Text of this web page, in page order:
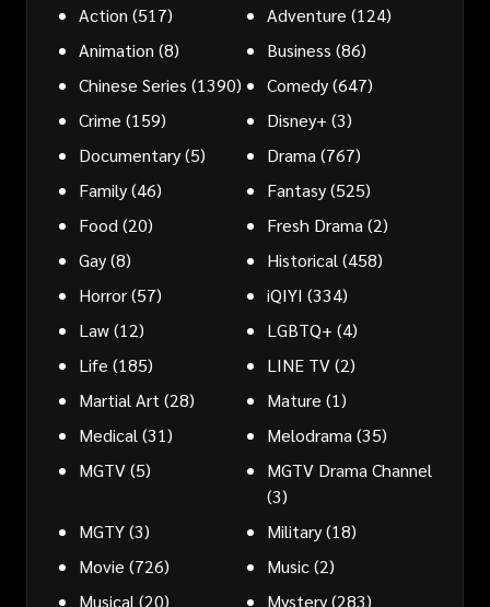
Action (517) Adventure (124)
Animation (8) Business (86)
Chinese Series (1390) Comedy(647)
Crime (159) Disney+ (3)
Documentary(5) Drama (767)
Family(46) Fantasy(525)
Food (20) Fresh Drama (2)
Gay(8) Historical (458)
Horror(57) iQIYI (334)
Law(12) LGBTQ+ (4)
Life (185) LINE TV(2)
Martial Art (28) Mature (1)
Medical (31) Melodrama (35)
MGTV(5)
MGTV Drama Channel
(3)
MGTY(3) Military(18)
Movie (726) Music(2)
Musical (20) Mystery(283)